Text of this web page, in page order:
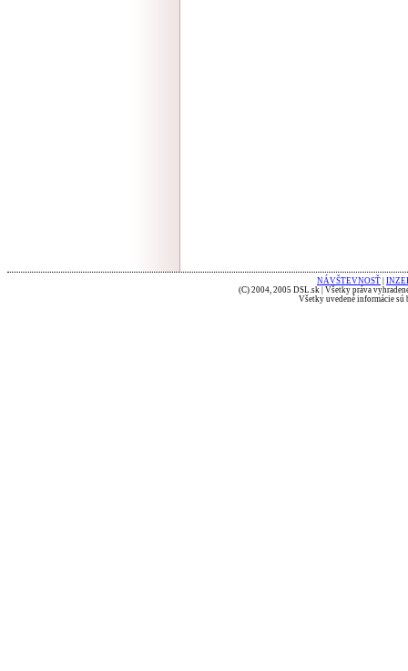
NÁVŠTEVNOSŤ
(C) 2004, 2005 DSL.sk | Všetky práva
Všetky uvedené informácie sú